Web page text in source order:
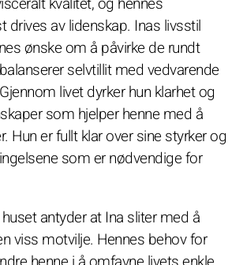
drives av lidenskap. Inas livsstil
ønske om å påvirke de rundt
selvtillit med vedvarende
livet dyrker hun klarhet og
som hjelper henne med å
Hun er fullt klar over sine styrker og
som er nødvendige for
antyder at Ina sliter med å
viss motvilje. Hennes behov for